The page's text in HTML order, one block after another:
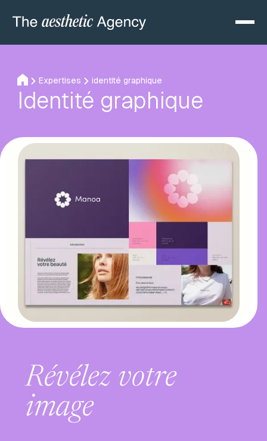
Expertises identité graphique
Identité graphique
Révélez votre
image